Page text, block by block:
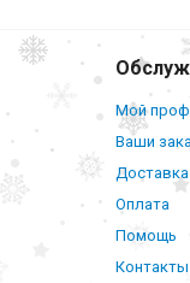
Мой
Ваши
Доставка
Оплата
Помощь
Контакты